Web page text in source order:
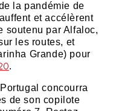
la pandémie de
et accélèrent
soutenu par Alfaloc,
les routes, et
Grande) pour
.
concourra
de son copilote